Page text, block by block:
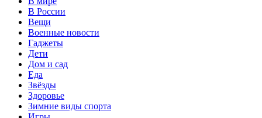
В России
Вещи
Военные новости
Гаджеты
Дети
Дом и сад
Еда
Звёзды
Здоровье
Зимние виды спорта